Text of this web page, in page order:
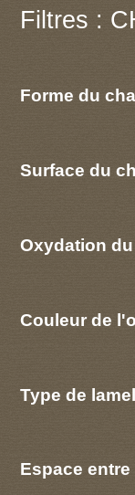
Filtres :
Forme du
Surface du
Oxydation
Couleur de
Type de
Espace